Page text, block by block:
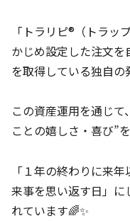
「トラリピ®（トラッ
かじめ設定した注文
を取得している独自の
この資産運用を通じ
ことの嬉しさ・喜び”
「１年の終わりに来
来事を思い返す日」に
れています🌈✨